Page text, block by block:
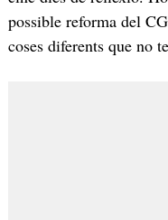
possible reforma del
coses diferents que no